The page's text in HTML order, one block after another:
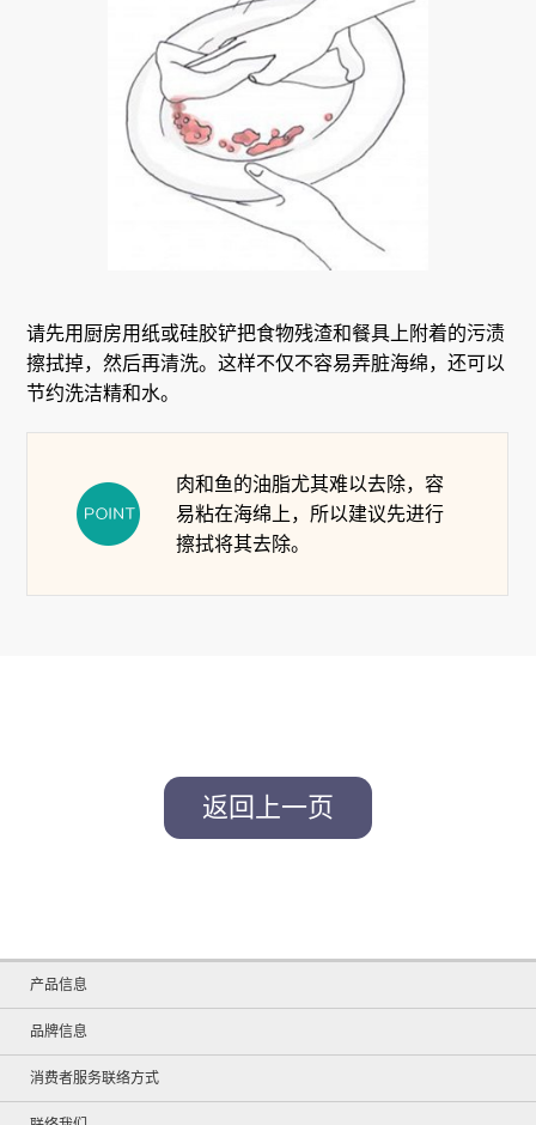
请先用厨房用纸或硅胶铲把食物残渣和餐具上附着的污渍
擦拭掉，然后再清洗。这样不仅不容易弄脏海绵，还可以
节约洗洁精和水。
肉和鱼的油脂尤其难以去除，容
易粘在海绵上，所以建议先进行
擦拭将其去除。
返回上一页
产品信息
品牌信息
消费者服务联络方式